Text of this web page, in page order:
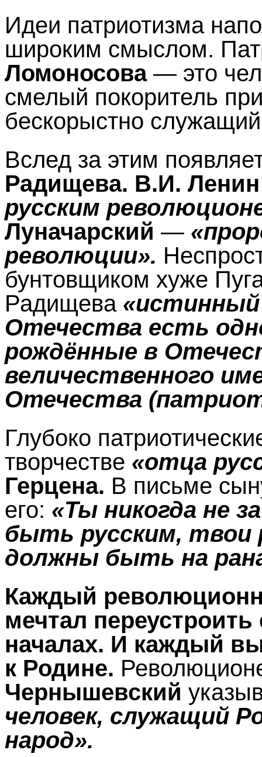
Идеи патриотизма
широким смыслом.
Ломоносова— это
смелый покоритель
бескорыстно
Вслед за этим
Радищева. В.И. Ленин
русским
Луначарский —
революции».
бунтовщиком хуже
Радищева «истинный
Отечества есть
рождённые в
величественного
Отечества
Глубоко
творчестве «отца
Герцена. В письме
его: «Ты никогда не
быть русским, твои
должны быть на
Каждый
мечтал
началах. И каждый
к Родине.
Чернышевский
человек, служащий
народ».